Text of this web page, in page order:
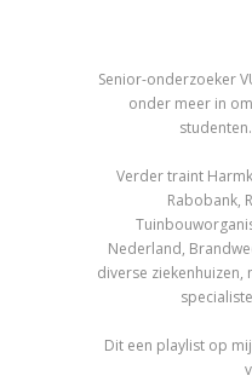
Senior-onderzoeker
onder meer in
studenten.
Verder traint
Rabobank,
Nederland,
diverse
Dit een playlist op